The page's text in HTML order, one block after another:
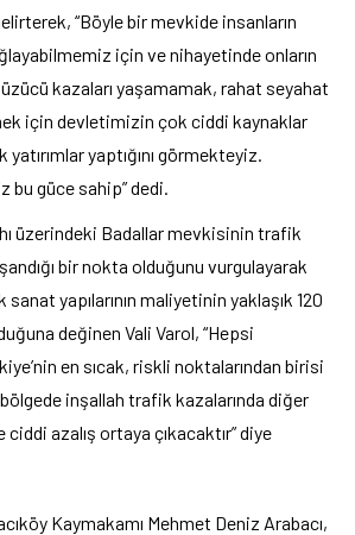
“Böyle bir mevkide insanların
için ve nihayetinde onların
kazaları yaşamamak, rahat seyahat
için devletimizin çok ciddi kaynaklar
yatırımlar yaptığını görmekteyiz.
güce sahip” dedi.
üzerindeki Badallar mevkisinin trafik
bir nokta olduğunu vurgulayarak
yapılarının maliyetinin yaklaşık 120
değinen Vali Varol, “Hepsi
en sıcak, riskli noktalarından birisi
bölgede inşallah trafik kazalarında diğer
azalış ortaya çıkacaktır” diye
Kaymakamı Mehmet Deniz Arabacı,